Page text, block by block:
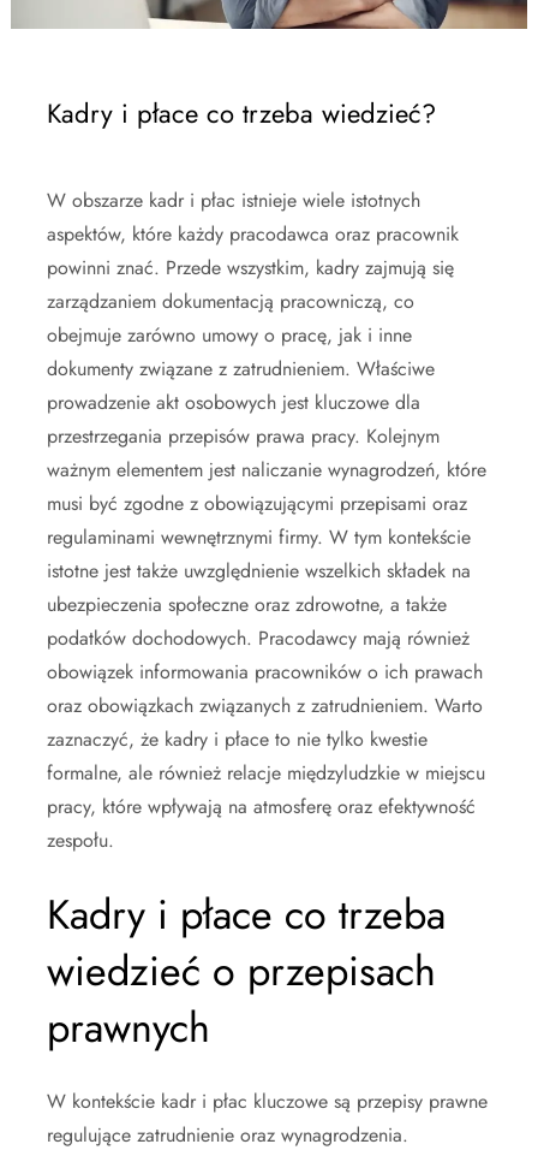
Kadry i płace co trzeba wiedzieć?
W obszarze kadr i płac istnieje wiele istotnych
aspektów, które każdy pracodawca oraz pracownik
powinni znać. Przede wszystkim, kadry zajmują się
zarządzaniem dokumentacją pracowniczą, co
obejmuje zarówno umowy o pracę, jak i inne
dokumenty związane z zatrudnieniem. Właściwe
prowadzenie akt osobowych jest kluczowe dla
przestrzegania przepisów prawa pracy. Kolejnym
ważnym elementem jest naliczanie wynagrodzeń, które
musi być zgodne z obowiązującymi przepisami oraz
regulaminami wewnętrznymi firmy. W tym kontekście
istotne jest także uwzględnienie wszelkich składek na
ubezpieczenia społeczne oraz zdrowotne, a także
podatków dochodowych. Pracodawcy mają również
obowiązek informowania pracowników o ich prawach
oraz obowiązkach związanych z zatrudnieniem. Warto
zaznaczyć, że kadry i płace to nie tylko kwestie
formalne, ale również relacje międzyludzkie w miejscu
pracy, które wpływają na atmosferę oraz efektywność
zespołu.
Kadry i płace co trzeba
wiedzieć o przepisach
prawnych
W kontekście kadr i płac kluczowe są przepisy prawne
regulujące zatrudnienie oraz wynagrodzenia.